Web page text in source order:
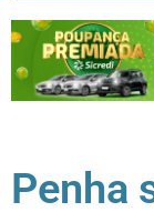
Penha